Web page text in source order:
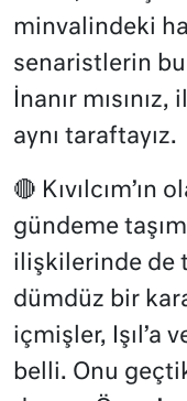
minvalindeki
senaristlerin bu
İnanır
aynı taraftayız.
🔴 Kıvılcım’ın
gündeme
ilişkilerinde de
dümdüz bir
içmişler, Işıl’a
belli. Onu